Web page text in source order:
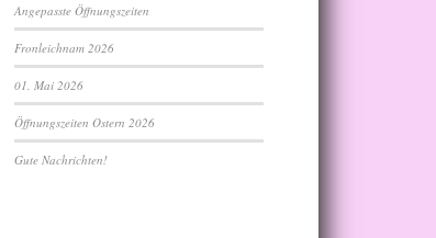
Angepasste Öffnungszeiten
Fronleichnam 2026
01. Mai 2026
Öffnungszeiten Ostern 2026
Gute Nachrichten!